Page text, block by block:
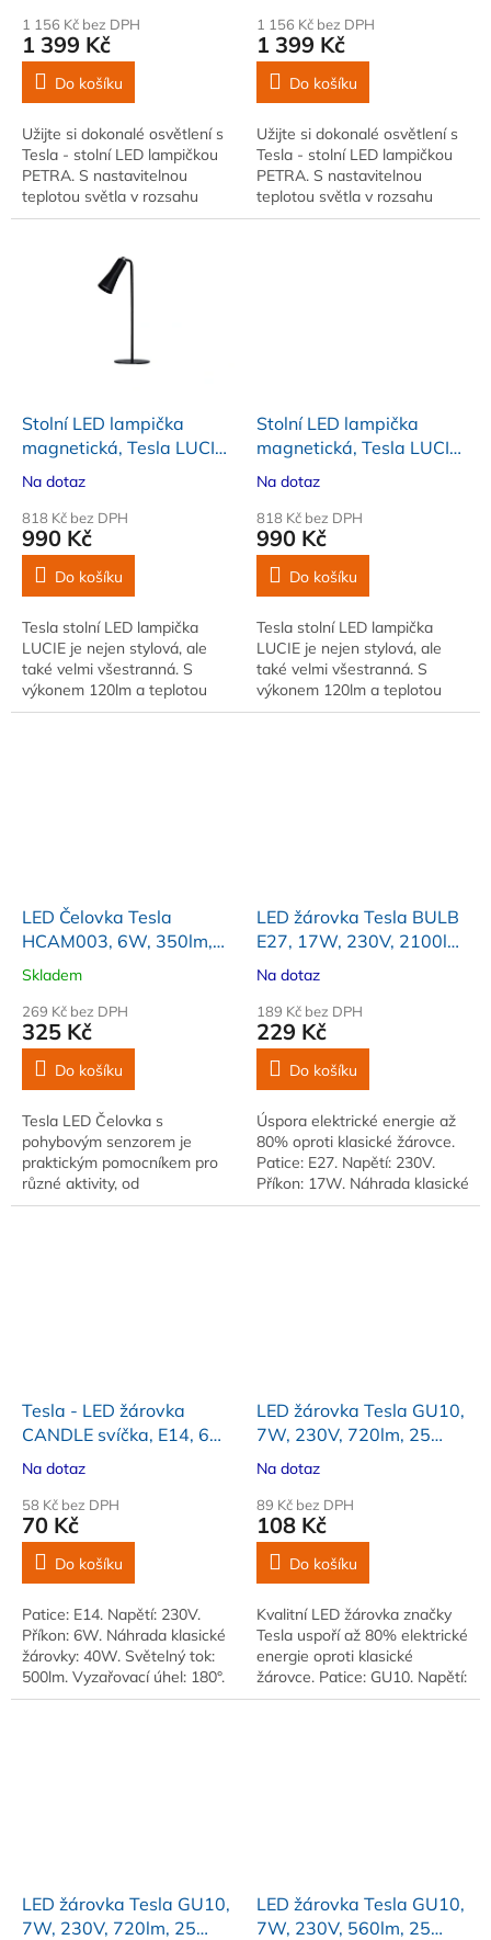
1 156 Kč bez DPH
1 399 Kč
Do košíku
Užijte si dokonalé osvětlení s
Tesla - stolní LED lampičkou
PETRA. S nastavitelnou
teplotou světla v rozsahu
3000-6000K a pěti různými
1 156 Kč bez DPH
1 399 Kč
Do košíku
Užijte si dokonalé osvětlení s
Tesla - stolní LED lampičkou
PETRA. S nastavitelnou
teplotou světla v rozsahu
3000-6000K a pěti různými
Stolní LED lampička
magnetická, Tesla LUCIE,
120lm, 3000K, USB-C,
Na dotaz
818 Kč bez DPH
990 Kč
Do košíku
Tesla stolní LED lampička
LUCIE je nejen stylová, ale
také velmi všestranná. S
výkonem 120lm a teplotou
světla 3000K vytváří příjemné
Stolní LED lampička
magnetická, Tesla LUCIE,
120lm, 3000K, USB-C,
Na dotaz
818 Kč bez DPH
990 Kč
Do košíku
Tesla stolní LED lampička
LUCIE je nejen stylová, ale
také velmi všestranná. S
výkonem 120lm a teplotou
světla 3000K vytváří příjemné
LED Čelovka Tesla
HCAM003, 6W, 350lm,
1200mAh
Skladem
269 Kč bez DPH
325 Kč
Do košíku
Tesla LED Čelovka s
pohybovým senzorem je
praktickým pomocníkem pro
různé aktivity, od
outdoorových aktivit až po
LED žárovka Tesla BULB
E27, 17W, 230V, 2100lm,
25 000h, 6500K studená
Na dotaz
189 Kč bez DPH
229 Kč
Do košíku
Úspora elektrické energie až
80% oproti klasické žárovce.
Patice: E27. Napětí: 230V.
Příkon: 17W. Náhrada klasické
žárovky: W. Světelný tok:
Tesla - LED žárovka
CANDLE svíčka, E14, 6W,
230V, 500lm, 25 000h,
Na dotaz
58 Kč bez DPH
70 Kč
Do košíku
Patice: E14. Napětí: 230V.
Příkon: 6W. Náhrada klasické
žárovky: 40W. Světelný tok:
500lm. Vyzařovací úhel: 180°.
Barva světla: 3000K (teplá
LED žárovka Tesla GU10,
7W, 230V, 720lm, 25
000h, 4000K denní bílá,
Na dotaz
89 Kč bez DPH
108 Kč
Do košíku
Kvalitní LED žárovka značky
Tesla uspoří až 80% elektrické
energie oproti klasické
žárovce. Patice: GU10. Napětí:
230V. Příkon: 8W. Světelný
LED žárovka Tesla GU10,
7W, 230V, 720lm, 25
LED žárovka Tesla GU10,
7W, 230V, 560lm, 25